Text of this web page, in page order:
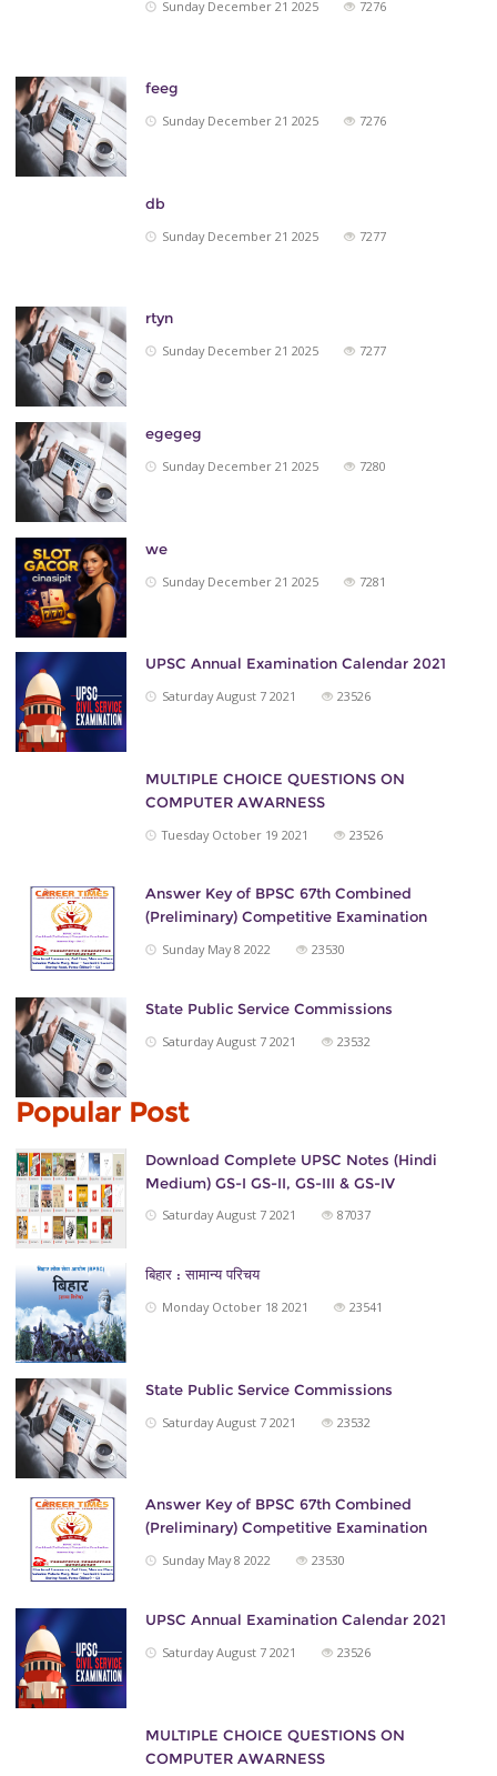
Sunday December 21 2025
7276
feeg
Sunday December 21 2025
7276
db
Sunday December 21 2025
7277
rtyn
Sunday December 21 2025
7277
egegeg
Sunday December 21 2025
7280
we
Sunday December 21 2025
7281
UPSC Annual Examination Calendar 2021
Saturday August 7 2021
23526
MULTIPLE CHOICE QUESTIONS ON
COMPUTER AWARNESS
Tuesday October 19 2021
23526
Answer Key of BPSC 67th Combined
(Preliminary) Competitive Examination
Sunday May 8 2022
23530
State Public Service Commissions
Saturday August 7 2021
23532
Popular Post
Download Complete UPSC Notes (Hindi
Medium) GS-I GS-II, GS-III & GS-IV
Saturday August 7 2021
87037
बिहार : सामान्य परिचय
Monday October 18 2021
23541
State Public Service Commissions
Saturday August 7 2021
23532
Answer Key of BPSC 67th Combined
(Preliminary) Competitive Examination
Sunday May 8 2022
23530
UPSC Annual Examination Calendar 2021
Saturday August 7 2021
23526
MULTIPLE CHOICE QUESTIONS ON
COMPUTER AWARNESS